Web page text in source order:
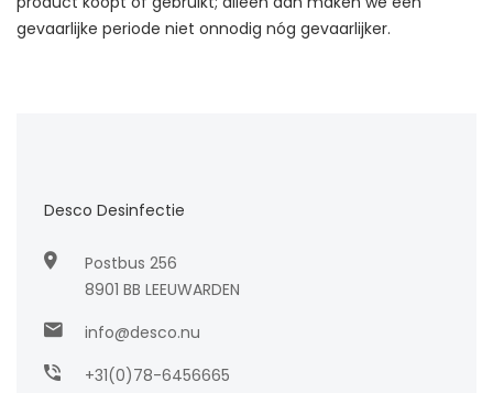
gevaarlijke periode niet onnodig nóg gevaarlijker.
Desco Desinfectie
Postbus 256
8901 BB LEEUWARDEN
info@desco.nu
+31(0)78-6456665